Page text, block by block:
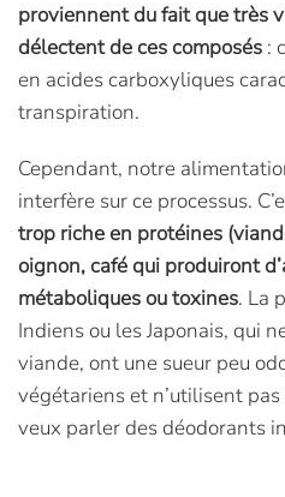
proviennent du fait que très
délectent de ces composés :
en acides carboxyliques
transpiration.
Cependant, notre
interfère sur ce processus.
trop riche en protéines
oignon, café qui produiront
métaboliques ou toxines. La
Indiens ou les Japonais, qui
viande, ont une sueur peu
végétariens et n’utilisent
veux parler des déodorants